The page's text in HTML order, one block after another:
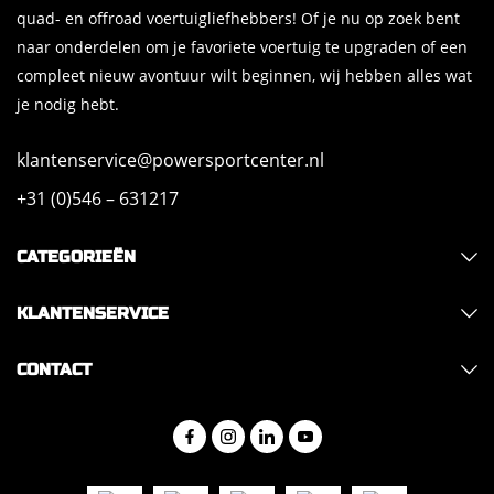
quad- en offroad voertuigliefhebbers! Of je nu op zoek bent
naar onderdelen om je favoriete voertuig te upgraden of een
compleet nieuw avontuur wilt beginnen, wij hebben alles wat
je nodig hebt.
klantenservice@powersportcenter.nl
+31 (0)546 – 631217
CATEGORIEËN
KLANTENSERVICE
CONTACT